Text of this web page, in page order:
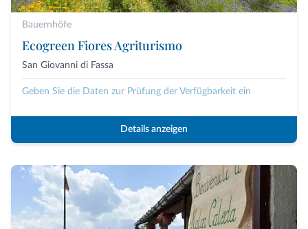
Bauernhöfe
Ecogreen Fiores Agriturismo
San Giovanni di Fassa
Geben Sie die Daten zur Prüfung der Verfügbarkeit ein
Details anzeigen